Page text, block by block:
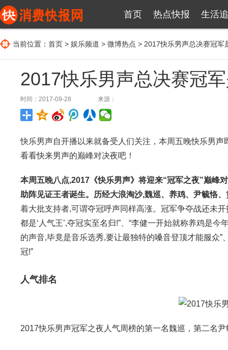
首页 热点快报 生活
当前位置： 首页 > 娱乐频道 > 微博热点 > 2017快乐男声总决赛冠军
2017快乐男声总决赛冠
时间：2017-09-28 来源：
快乐男声自开播以来就备受人们关注，本周五晚快乐男
看看快来男声的巅峰对决夜吧！
本周五晚八点,2017《快乐男声》将迎来“冠军之夜”巅峰
助阵见证王者诞生。
历经大浪淘沙,魏巡、养鸡、尹毓恪
着大批支持者,可谓夺冠呼声同样高涨。冠军争夺战还未
都是‘人气王’,夺冠实至名归!”、“李健一开始就称养鸡是
的声音,毕竟是音乐选秀,要让最独特的嗓音登顶才能服众”
冠!”
人气排名
2017快乐男声冠军之夜人气周榜的第一名魏巡，第二名